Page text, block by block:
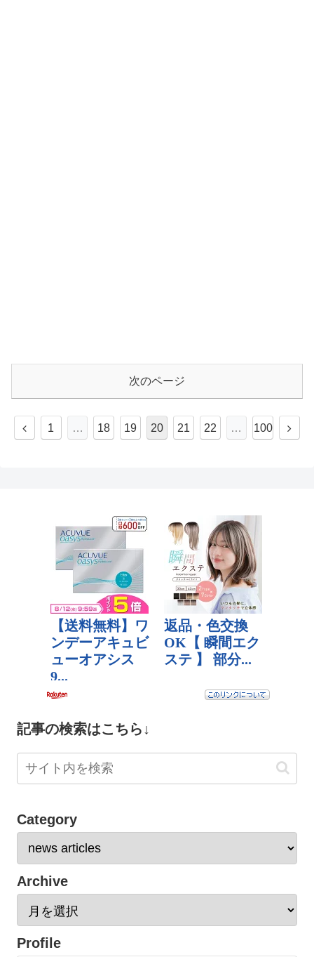
次のページ
1 … 18 19 20 21 22 … 100
記事の検索はこちら↓
Category
Archive
Profile